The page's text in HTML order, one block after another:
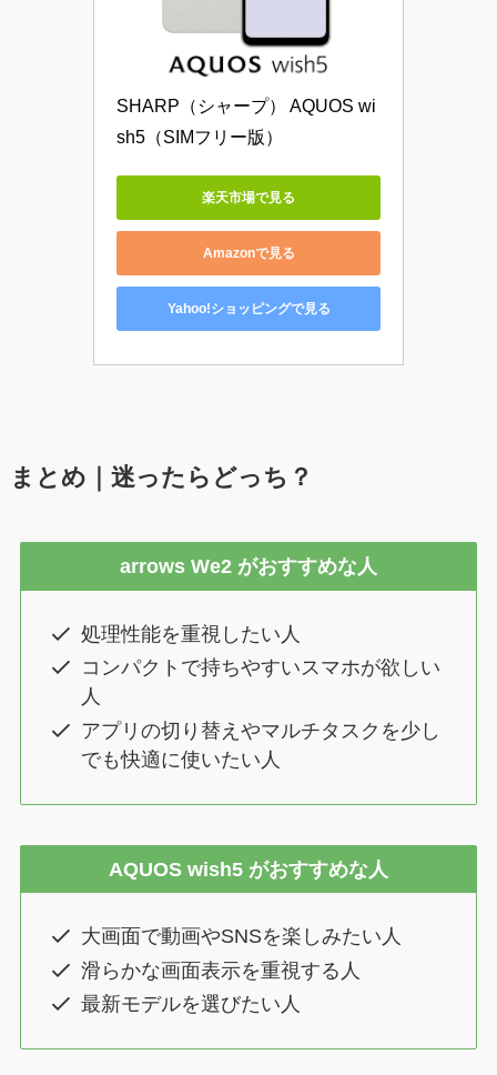
SHARP（シャープ） AQUOS wi
sh5（SIMフリー版）
楽天市場で見る
Amazonで見る
Yahoo!ショッピングで見る
まとめ｜迷ったらどっち？
arrows We2 がおすすめな人
処理性能を重視したい人
コンパクトで持ちやすいスマホが欲しい
人
アプリの切り替えやマルチタスクを少し
でも快適に使いたい人
AQUOS wish5 がおすすめな人
大画面で動画やSNSを楽しみたい人
滑らかな画面表示を重視する人
最新モデルを選びたい人